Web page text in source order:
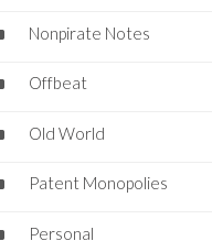
Nonpirate Notes
Offbeat
Old World
Patent Monopolies
Personal